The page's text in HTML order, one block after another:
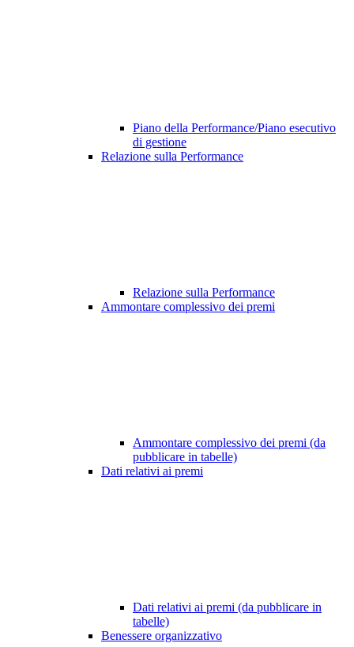
Piano della Performance/Piano esecutivo
di gestione
Relazione sulla Performance
Relazione sulla Performance
Ammontare complessivo dei premi
Ammontare complessivo dei premi (da
pubblicare in tabelle)
Dati relativi ai premi
Dati relativi ai premi (da pubblicare in
tabelle)
Benessere organizzativo